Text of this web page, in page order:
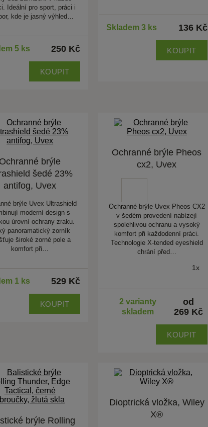
Ideální pro sport, práci i
kde je jasný výhled…
5 ks 250 Kč
KOUPIT
Skladem 3 ks 136 Kč
KOUPIT
Ochranné brýle
šedé 23%
antifog, Uvex
brýle Uvex Ultrashield
moderní design s
úrovní ochrany zraku.
panoramatický zorník
široké zorné pole a
komfort při…
1 ks 529 Kč
KOUPIT
Ochranné brýle Pheos
cx2, Uvex
Ochranné brýle Uvex Pheos CX2
v šedém provedení nabízejí
spolehlivou ochranu a vysoký
komfort při každodenní práci.
Technologie X-tended eyeshield
chrání před…
1x
2 varianty
skladem
od
269 Kč
KOUPIT
brýle Rolling
Dioptrická vložka, Wiley
X®